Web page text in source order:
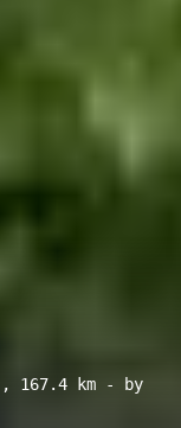
, 167.4 km - by